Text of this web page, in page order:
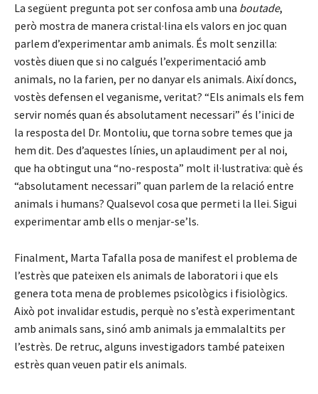
La següent pregunta pot ser confosa amb una boutade,
però mostra de manera cristal·lina els valors en joc quan
parlem d’experimentar amb animals. És molt senzilla:
vostès diuen que si no calgués l’experimentació amb
animals, no la farien, per no danyar els animals. Així doncs,
vostès defensen el veganisme, veritat? “Els animals els fem
servir només quan és absolutament necessari” és l’inici de
la resposta del Dr. Montoliu, que torna sobre temes que ja
hem dit. Des d’aquestes línies, un aplaudiment per al noi,
que ha obtingut una “no-resposta” molt il·lustrativa: què és
“absolutament necessari” quan parlem de la relació entre
animals i humans? Qualsevol cosa que permeti la llei. Sigui
experimentar amb ells o menjar-se’ls.
Finalment, Marta Tafalla posa de manifest el problema de
l’estrès que pateixen els animals de laboratori i que els
genera tota mena de problemes psicològics i fisiològics.
Això pot invalidar estudis, perquè no s’està experimentant
amb animals sans, sinó amb animals ja emmalaltits per
l’estrès. De retruc, alguns investigadors també pateixen
estrès quan veuen patir els animals.